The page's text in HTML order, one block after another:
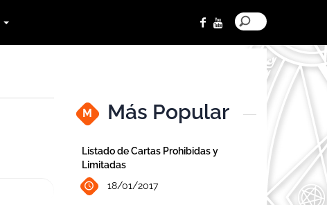
M Más Popular
Listado de Cartas Prohibidas y
Limitadas
18/01/2017